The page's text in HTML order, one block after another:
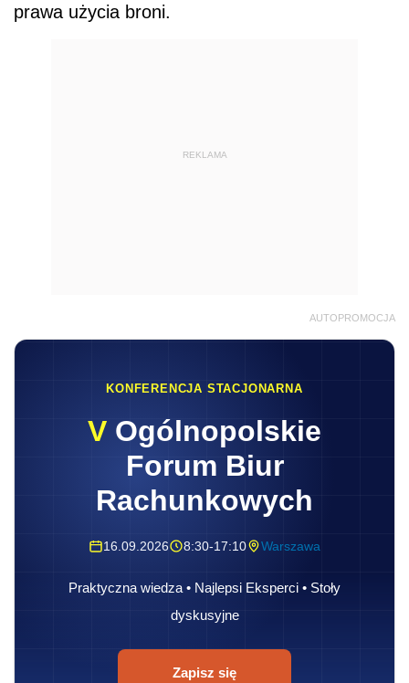
prawa użycia broni.
REKLAMA
AUTOPROMOCJA
KONFERENCJA STACJONARNA
V Ogólnopolskie
Forum Biur
Rachunkowych
16.09.2026 8:30-17:10 Warszawa
Praktyczna wiedza • Najlepsi Eksperci • Stoły
dyskusyjne
Zapisz się